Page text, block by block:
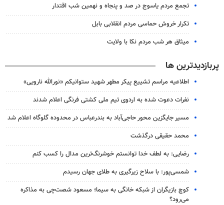
تجمع مردم یاسوج در صد و پنجاه و نهمین شب اقتدار
تکرار خروش حماسی مردم انقلابی بابل
میثاق هر شب مردم نکا با ولایت
پربازدیدترین ها
اطلاعیه مراسم تشییع پیکر مطهر شهید ستوانیکم «نورالله نارویی»
نفرات دعوت شده به اردوی تیم ملی کشتی فرنگی اعلام شدند
مسیر جایگزین محور حاجی‌آباد به بندرعباس در محدوده گلوگاه اعلام شد
محمد حقیقی درگذشت
رضایی: به لطف خدا توانستم خوشرنگ‌ترین مدال را کسب کنم
شمسی‌پور: با سلاح زیرگیری به طلای جهان رسیدم
کوچ بازیگران از شبکه خانگی به سیما؛ مسعود شصت‌چی به مذاکره
می‌رود؟